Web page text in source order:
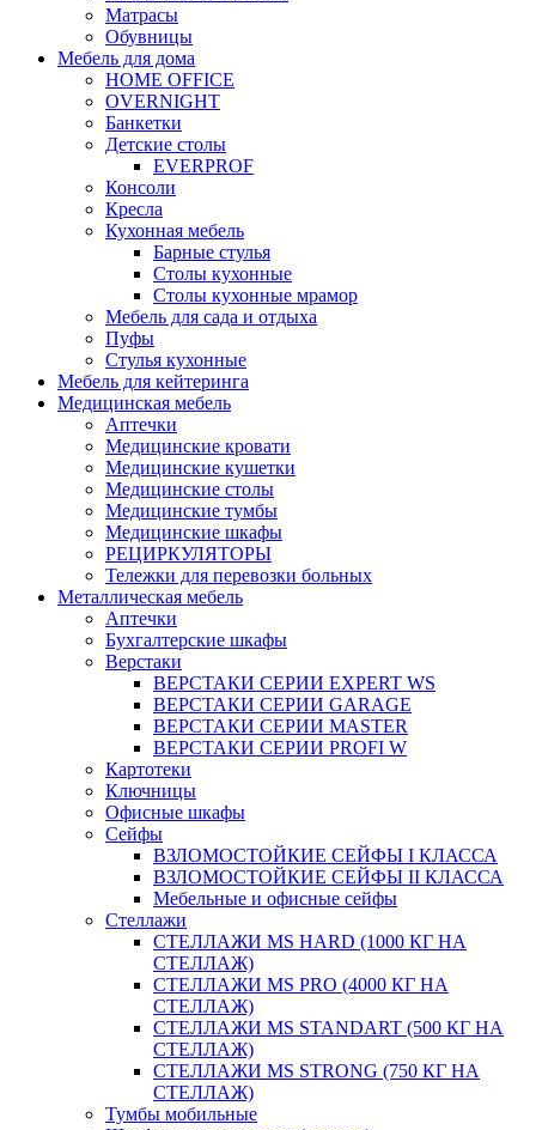
Матрасы
Обувницы
Мебель для дома
HOME OFFICE
OVERNIGHT
Банкетки
Детские столы
EVERPROF
Консоли
Кресла
Кухонная мебель
Барные стулья
Столы кухонные
Столы кухонные мрамор
Мебель для сада и отдыха
Пуфы
Стулья кухонные
Мебель для кейтеринга
Медицинская мебель
Аптечки
Медицинские кровати
Медицинские кушетки
Медицинские столы
Медицинские тумбы
Медицинские шкафы
РЕЦИРКУЛЯТОРЫ
Тележки для перевозки больных
Металлическая мебель
Аптечки
Бухгалтерские шкафы
Верстаки
ВЕРСТАКИ СЕРИИ EXPERT WS
ВЕРСТАКИ СЕРИИ GARAGE
ВЕРСТАКИ СЕРИИ MASTER
ВЕРСТАКИ СЕРИИ PROFI W
Картотеки
Ключницы
Офисные шкафы
Сейфы
ВЗЛОМОСТОЙКИЕ СЕЙФЫ I КЛАССА
ВЗЛОМОСТОЙКИЕ СЕЙФЫ II КЛАССА
Мебельные и офисные сейфы
Стеллажи
СТЕЛЛАЖИ MS HARD (1000 КГ НА
СТЕЛЛАЖ)
СТЕЛЛАЖИ MS PRO (4000 КГ НА
СТЕЛЛАЖ)
СТЕЛЛАЖИ MS STANDART (500 КГ НА
СТЕЛЛАЖ)
СТЕЛЛАЖИ MS STRONG (750 КГ НА
СТЕЛЛАЖ)
Тумбы мобильные